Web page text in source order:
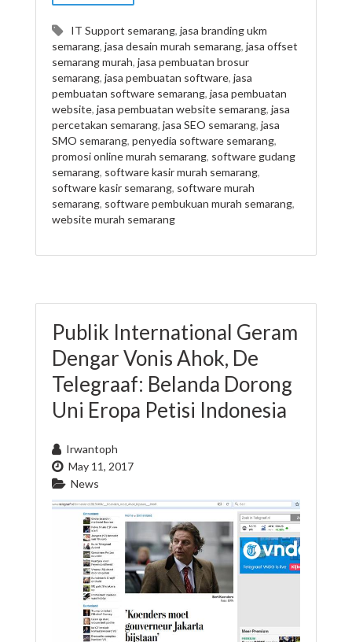
IT Support semarang, jasa branding ukm
semarang, jasa desain murah semarang, jasa offset
semarang murah, jasa pembuatan brosur
semarang, jasa pembuatan software, jasa
pembuatan software semarang, jasa pembuatan
website, jasa pembuatan website semarang, jasa
percetakan semarang, jasa SEO semarang, jasa
SMO semarang, penyedia software semarang,
promosi online murah semarang, software gudang
semarang, software kasir murah semarang,
software kasir semarang, software murah
semarang, software pembukuan murah semarang,
website murah semarang
Publik International Geram
Dengar Vonis Ahok, De
Telegraaf: Belanda Dorong
Uni Eropa Petisi Indonesia
Irwantoph
May 11, 2017
News